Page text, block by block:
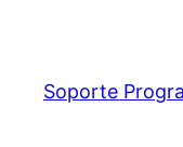
contenido
Soporte